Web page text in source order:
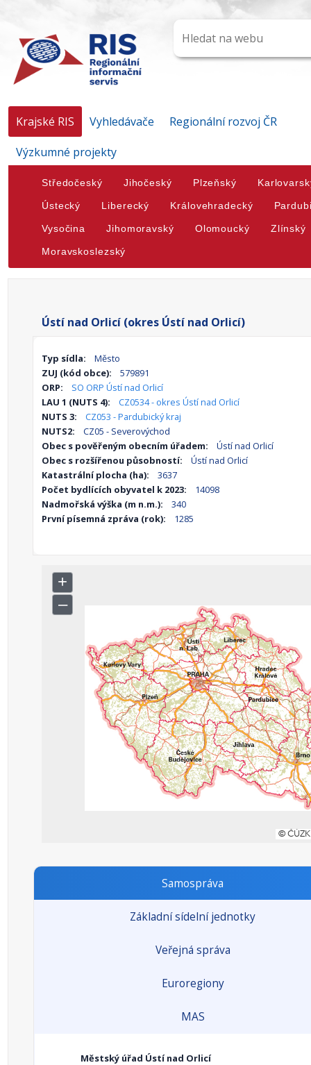
Krajské RIS Vyhledávače
Regionální rozvoj ČR
Výzkumné projekty
Středočeský Jihočeský Plzeňský
Ústecký Liberecký Královehradecký
Vysočina Jihomoravský Olomoucký Zlínský
Moravskoslezský
Ústí nad Orlicí (okres Ústí nad Orlicí)
Typ sídla:
Město
ZUJ (kód obce):
579891
ORP:
SO ORP Ústí nad Orlicí
LAU 1 (NUTS 4):
CZ0534 - okres Ústí nad Orlicí
NUTS 3:
CZ053 - Pardubický kraj
NUTS2:
CZ05 - Severovýchod
Obec s pověřeným obecním úřadem:
Ústí nad Orlicí
Obec s rozšířenou působností:
Ústí nad Orlicí
Katastrální plocha (ha):
3637
Počet bydlících obyvatel k 2023:
14098
Nadmořská výška (m n.m.):
340
První písemná zpráva (rok):
1285
Samospráva
Základní sídelní jednotky
Veřejná správa
Euroregiony
MAS
Městský úřad Ústí nad Orlicí